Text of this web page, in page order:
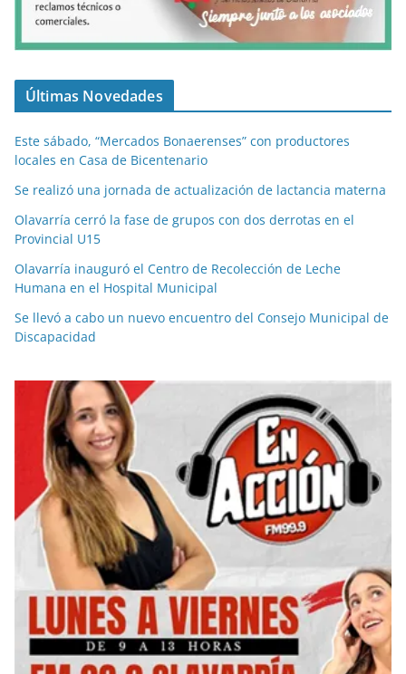
Últimas Novedades
Este sábado, “Mercados Bonaerenses” con productores
locales en Casa de Bicentenario
Se realizó una jornada de actualización de lactancia materna
Olavarría cerró la fase de grupos con dos derrotas en el
Provincial U15
Olavarría inauguró el Centro de Recolección de Leche
Humana en el Hospital Municipal
Se llevó a cabo un nuevo encuentro del Consejo Municipal de
Discapacidad